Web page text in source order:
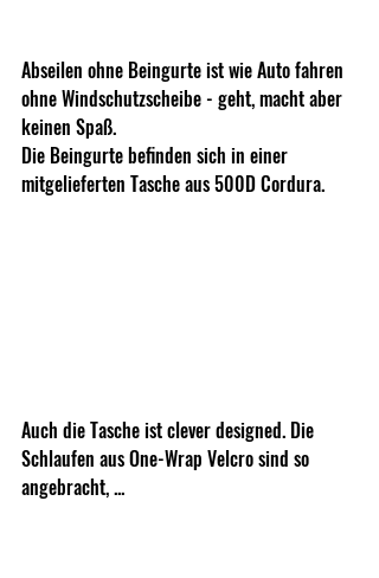
Abseilen ohne Beingurte ist wie Auto fahren
ohne Windschutzscheibe - geht, macht aber
keinen Spaß.
Die Beingurte befinden sich in einer
mitgelieferten Tasche aus 500D Cordura.
Auch die Tasche ist clever designed. Die
Schlaufen aus One-Wrap Velcro sind so
angebracht, ...